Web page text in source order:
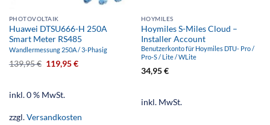
PHOTOVOLTAIK
Huawei DTSU666-H 250A
Smart Meter RS485
Wandlermessung 250A / 3-Phasig
139,95€ 119,95€
inkl. 0 % MwSt.
zzgl.Versandkosten
HOYMILES
Hoymiles S-Miles Cloud –
Installer Account
Benutzerkonto für Hoymiles DTU- Pro /
Pro-S / Lite / WLite
34,95€
inkl. MwSt.